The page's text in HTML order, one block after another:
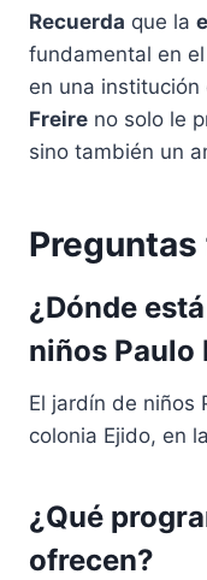
Recuerda que la
fundamental en
en una
Freire no solo le
sino también un
¿Dónde
niños Paulo
El jardín de niños
colonia Ejido, en
¿Qué
ofrecen?